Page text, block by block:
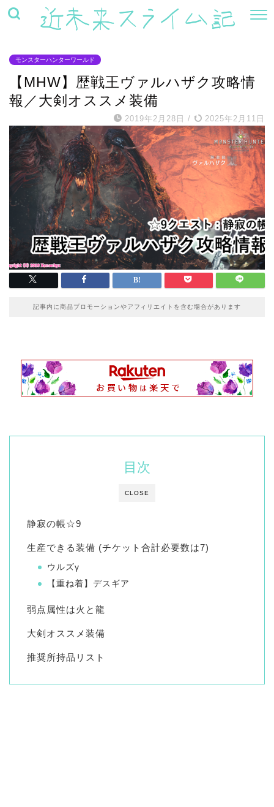
モンスターハンターワールド
【MHW】歴戦王ヴァルハザク攻略情
報／大剣オススメ装備
2019年2月28日 / 2025年2月11日
記事内に商品プロモーションやアフィリエイトを含む場合があります
CLOSE
目次
静寂の帳☆9
生産できる装備 (チケット合計必要数は7)
ウルズγ
【重ね着】デスギア
弱点属性は火と龍
大剣オススメ装備
推奨所持品リスト